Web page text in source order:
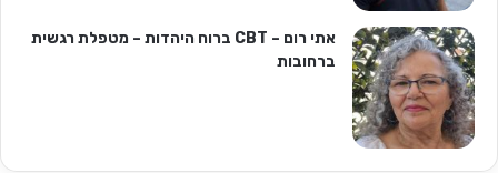
אתי רום – CBT ברוח היהדות – מטפלת רגשית
ברחובות